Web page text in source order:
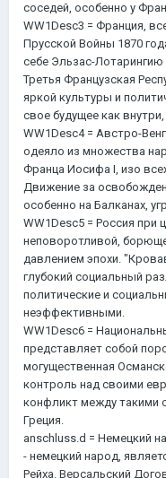
соседей, особенно у
WW1Desc3 = Франция,
Прусской Войны 1870
себе Эльзас-
Третья Французская
яркой культуры и
свое будущее как
WW1Desc4 = Австро-
одеяло из множества
Франца Иосифа I, изо
Движение за
особенно на Балканах,
WW1Desc5 = Россия при
неповоротливой,
давлением эпохи.
глубокий социальный
политические и
неэффективными.
WW1Desc6 =
представляет собой
могущественная
контроль над своими
конфликт между такими
Греция.
anschluss.d = Немецкий
- немецкий народ,
Рейха. Версальский